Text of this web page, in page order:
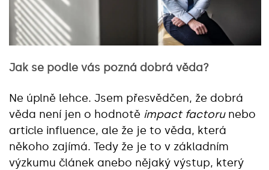
Jak se podle vás pozná dobrá věda?
Ne úplně lehce. Jsem přesvědčen, že dobrá
věda není jen o hodnotě impact factorunebo
article influence, ale že je to věda, která
někoho zajímá. Tedy že je to v základním
výzkumu článek anebo nějaký výstup, který